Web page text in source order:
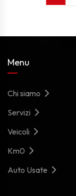
Menu
Chi siamo
Servizi
Veicoli
Km0
Auto Usate